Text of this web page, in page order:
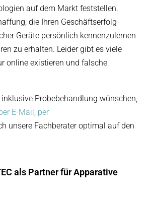
auf dem Markt feststellen.
die Ihren Geschäftserfolg
Geräte persönlich kennenzulernen
zu erhalten. Leider gibt es viele
online existieren und falsche
Probebehandlung wünschen,
E-Mail , per
unsere Fachberater optimal auf den
als Partner für Apparative